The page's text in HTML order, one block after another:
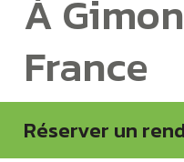
À
France
Réserver un